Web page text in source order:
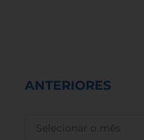
ANTERIORES